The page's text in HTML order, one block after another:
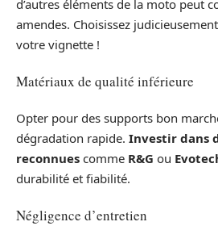
d’autres éléments de la moto peut
amendes. Choisissez
votre vignette !
Matériaux de qualité inférieure
Opter pour des supports bon
dégradation rapide. Investir dans
reconnues comme R&G ou
durabilité et fiabilité.
Négligence d’entretien